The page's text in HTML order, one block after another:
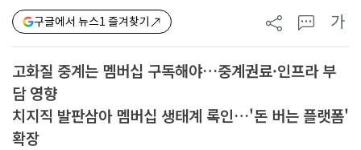
구글에서 뉴스1 즐겨찾기 가
고화질 중계는 멤버십 구독해야…중계권료·인프라 부
담 영향
치지직 발판삼아 멤버십 생태계 록인…'돈 버는 플랫폼'
확장